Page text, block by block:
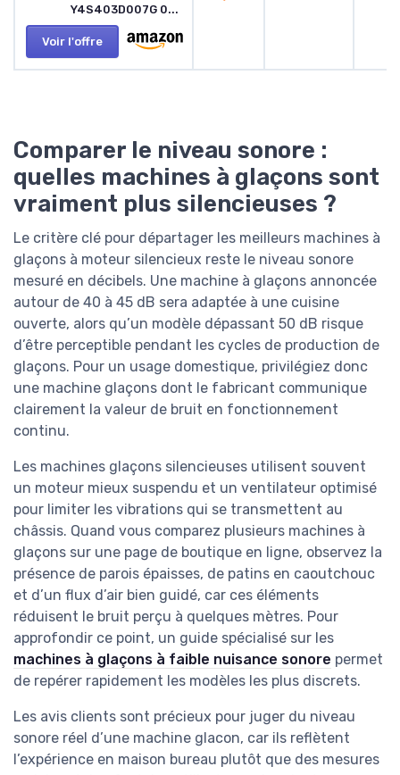
Y4S403D007G 0...
Voir l'offre
Comparer le niveau sonore :
quelles machines à glaçons sont
vraiment plus silencieuses ?
Le critère clé pour départager les meilleurs machines à
glaçons à moteur silencieux reste le niveau sonore
mesuré en décibels. Une machine à glaçons annoncée
autour de 40 à 45 dB sera adaptée à une cuisine
ouverte, alors qu’un modèle dépassant 50 dB risque
d’être perceptible pendant les cycles de production de
glaçons. Pour un usage domestique, privilégiez donc
une machine glaçons dont le fabricant communique
clairement la valeur de bruit en fonctionnement
continu.
Les machines glaçons silencieuses utilisent souvent
un moteur mieux suspendu et un ventilateur optimisé
pour limiter les vibrations qui se transmettent au
châssis. Quand vous comparez plusieurs machines à
glaçons sur une page de boutique en ligne, observez la
présence de parois épaisses, de patins en caoutchouc
et d’un flux d’air bien guidé, car ces éléments
réduisent le bruit perçu à quelques mètres. Pour
approfondir ce point, un guide spécialisé sur les
machines à glaçons à faible nuisance sonore permet
de repérer rapidement les modèles les plus discrets.
Les avis clients sont précieux pour juger du niveau
sonore réel d’une machine glacon, car ils reflètent
l’expérience en maison bureau plutôt que des mesures